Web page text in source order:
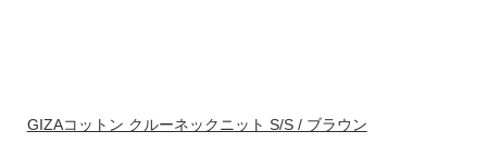
GIZAコットン クルーネックニット S/S / ブラウン